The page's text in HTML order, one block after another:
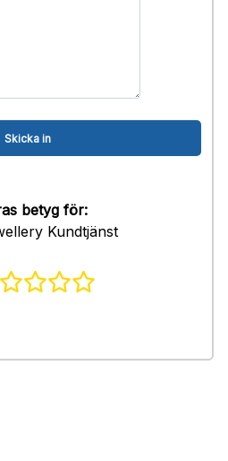
betyg för:
Kundtjänst